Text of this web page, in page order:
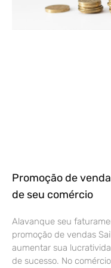
Promoção de
de seu comércio
Alavanque seu
promoção de vendas
aumentar sua
de sucesso. No